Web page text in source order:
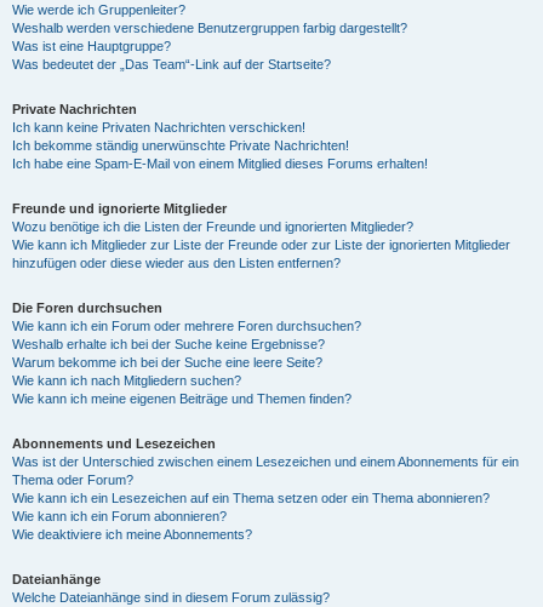
Wie werde ich Gruppenleiter?
Weshalb werden verschiedene Benutzergruppen farbig dargestellt?
Was ist eine Hauptgruppe?
Was bedeutet der „Das Team“-Link auf der Startseite?
Private Nachrichten
Ich kann keine Privaten Nachrichten verschicken!
Ich bekomme ständig unerwünschte Private Nachrichten!
Ich habe eine Spam-E-Mail von einem Mitglied dieses Forums erhalten!
Freunde und ignorierte Mitglieder
Wozu benötige ich die Listen der Freunde und ignorierten Mitglieder?
Wie kann ich Mitglieder zur Liste der Freunde oder zur Liste der ignorierten Mitglieder
hinzufügen oder diese wieder aus den Listen entfernen?
Die Foren durchsuchen
Wie kann ich ein Forum oder mehrere Foren durchsuchen?
Weshalb erhalte ich bei der Suche keine Ergebnisse?
Warum bekomme ich bei der Suche eine leere Seite?
Wie kann ich nach Mitgliedern suchen?
Wie kann ich meine eigenen Beiträge und Themen finden?
Abonnements und Lesezeichen
Was ist der Unterschied zwischen einem Lesezeichen und einem Abonnements für ein
Thema oder Forum?
Wie kann ich ein Lesezeichen auf ein Thema setzen oder ein Thema abonnieren?
Wie kann ich ein Forum abonnieren?
Wie deaktiviere ich meine Abonnements?
Dateianhänge
Welche Dateianhänge sind in diesem Forum zulässig?